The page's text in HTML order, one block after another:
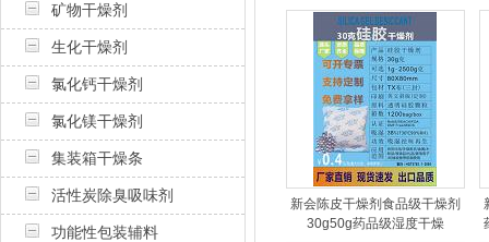
矿物干燥剂
生化干燥剂
氯化钙干燥剂
氯化镁干燥剂
集装箱干燥条
活性炭除臭吸味剂
功能性包装辅料
新会陈皮干燥剂食品级干燥剂
30g50g药品级湿度干燥